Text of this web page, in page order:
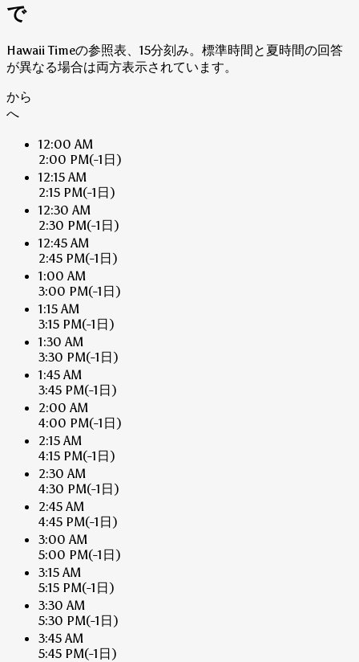
で
Hawaii Timeの参照表、15分刻み。標準時間と夏時間の回答
が異なる場合は両方表示されています。
から
へ
12:00 AM
2:00 PM(-1日)
12:15 AM
2:15 PM(-1日)
12:30 AM
2:30 PM(-1日)
12:45 AM
2:45 PM(-1日)
1:00 AM
3:00 PM(-1日)
1:15 AM
3:15 PM(-1日)
1:30 AM
3:30 PM(-1日)
1:45 AM
3:45 PM(-1日)
2:00 AM
4:00 PM(-1日)
2:15 AM
4:15 PM(-1日)
2:30 AM
4:30 PM(-1日)
2:45 AM
4:45 PM(-1日)
3:00 AM
5:00 PM(-1日)
3:15 AM
5:15 PM(-1日)
3:30 AM
5:30 PM(-1日)
3:45 AM
5:45 PM(-1日)